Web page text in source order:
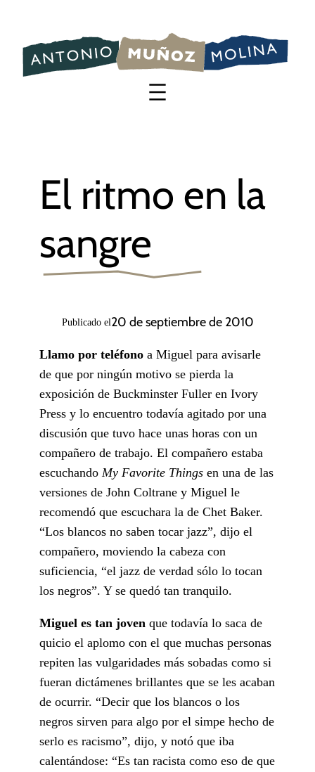
contenido
El ritmo en la
sangre
Publicado el20 de septiembre de 2010
Llamo por teléfono a Miguel para avisarle
de que por ningún motivo se pierda la
exposición de Buckminster Fuller en Ivory
Press y lo encuentro todavía agitado por una
discusión que tuvo hace unas horas con un
compañero de trabajo. El compañero estaba
escuchando My Favorite Things en una de las
versiones de John Coltrane y Miguel le
recomendó que escuchara la de Chet Baker.
“Los blancos no saben tocar jazz”, dijo el
compañero, moviendo la cabeza con
suficiencia, “el jazz de verdad sólo lo tocan
los negros”. Y se quedó tan tranquilo.
Miguel es tan joven que todavía lo saca de
quicio el aplomo con el que muchas personas
repiten las vulgaridades más sobadas como si
fueran dictámenes brillantes que se les acaban
de ocurrir. “Decir que los blancos o los
negros sirven para algo por el simpe hecho de
serlo es racismo”, dijo, y notó que iba
calentándose: “Es tan racista como eso de que